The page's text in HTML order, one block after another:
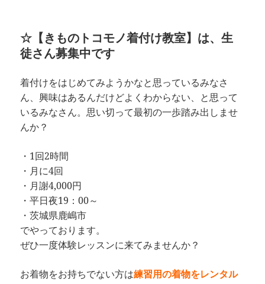
☆【きものトコモノ着付け教室】は、生
徒さん募集中です
着付けをはじめてみようかなと思っているみなさ
ん、興味はあるんだけどよくわからない、と思って
いるみなさん。思い切って最初の一歩踏み出しませ
んか？
・1回2時間
・月に4回
・月謝4,000円
・平日夜19：00～
・茨城県鹿嶋市
でやっております。
ぜひ一度体験レッスンに来てみませんか？
お着物をお持ちでない方は練習用の着物をレンタル